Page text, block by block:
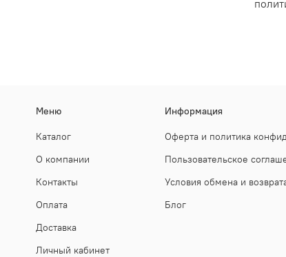
Меню
Каталог
О компании
Контакты
Оплата
Доставка
Личный кабинет
Информация
Оферта и политика
Пользовательское
Условия обмена и
Блог